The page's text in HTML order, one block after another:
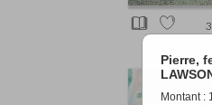
Pierre,
Montant :